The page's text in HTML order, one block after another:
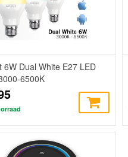
6W Dual White E27 LED
6500K